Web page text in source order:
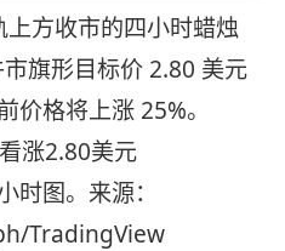
方收市的四小时蜡烛
旗形目标价 2.80 美元
价格将上涨 25%。
时图。来源：
TradingView